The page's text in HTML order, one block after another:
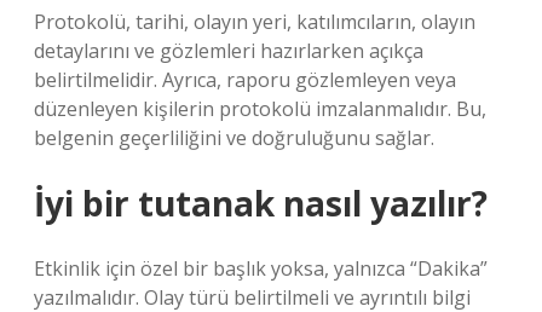
Protokolü, tarihi, olayın yeri, katılımcıların, olayın
detaylarını ve gözlemleri hazırlarken açıkça
belirtilmelidir. Ayrıca, raporu gözlemleyen veya
düzenleyen kişilerin protokolü imzalanmalıdır. Bu,
belgenin geçerliliğini ve doğruluğunu sağlar.
İyi bir tutanak nasıl yazılır?
Etkinlik için özel bir başlık yoksa, yalnızca “Dakika”
yazılmalıdır. Olay türü belirtilmeli ve ayrıntılı bilgi